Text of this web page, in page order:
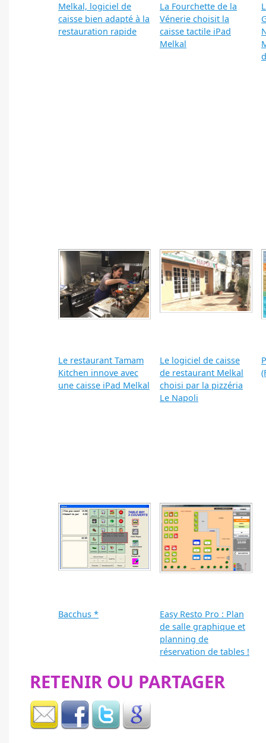
Melkal, logiciel de
caisse bien adapté à la
restauration rapide
La Fourchette de la
Vénerie choisit la
caisse tactile iPad
Melkal
Le restaurant Tamam
Kitchen innove avec
une caisse iPad Melkal
Le logiciel de caisse
de restaurant Melkal
choisi par la pizzéria
Le Napoli
Bacchus *
Easy Resto Pro : Plan
de salle graphique et
planning de
réservation de tables !
RETENIR OU PARTAGER